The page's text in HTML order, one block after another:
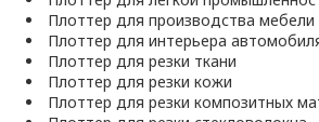
Плоттер для производства мебели
Плоттер для интерьера
Плоттер для резки ткани
Плоттер для резки кожи
Плоттер для резки композитных